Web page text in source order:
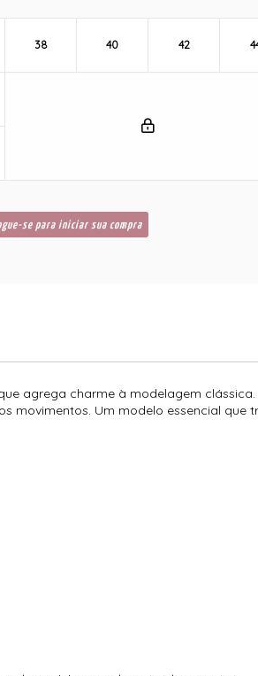
38 40 42
se para iniciar sua compra
agrega charme à modelagem
movimentos. Um modelo essencial